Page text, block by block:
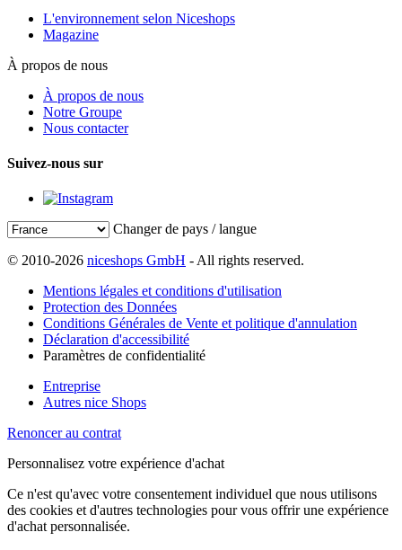
L'environnement selon Niceshops
Magazine
À propos de nous
À propos de nous
Notre Groupe
Nous contacter
Suivez-nous sur
Changer de pays / langue
© 2010-2026 niceshops GmbH - All rights reserved.
Mentions légales et conditions d'utilisation
Protection des Données
Conditions Générales de Vente et politique d'annulation
Déclaration d'accessibilité
Paramètres de confidentialité
Entreprise
Autres nice Shops
Renoncer au contrat
Personnalisez votre expérience d'achat
Ce n'est qu'avec votre consentement individuel que nous utilisons
des cookies et d'autres technologies pour vous offrir une expérience
d'achat personnalisée.